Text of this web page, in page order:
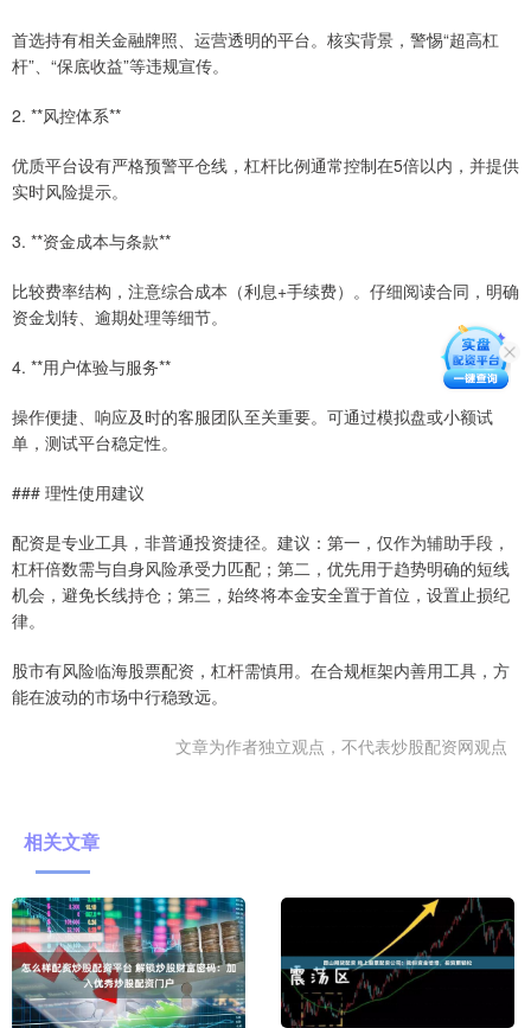
首选持有相关金融牌照、运营透明的平台。核实背景，警惕“超高杠
杆”、“保底收益”等违规宣传。
2. **风控体系**
优质平台设有严格预警平仓线，杠杆比例通常控制在5倍以内，并提供
实时风险提示。
3. **资金成本与条款**
比较费率结构，注意综合成本（利息+手续费）。仔细阅读合同，明确
资金划转、逾期处理等细节。
4. **用户体验与服务**
操作便捷、响应及时的客服团队至关重要。可通过模拟盘或小额试
单，测试平台稳定性。
### 理性使用建议
配资是专业工具，非普通投资捷径。建议：第一，仅作为辅助手段，
杠杆倍数需与自身风险承受力匹配；第二，优先用于趋势明确的短线
机会，避免长线持仓；第三，始终将本金安全置于首位，设置止损纪
律。
股市有风险临海股票配资，杠杆需慎用。在合规框架内善用工具，方
能在波动的市场中行稳致远。
文章为作者独立观点，不代表炒股配资网观点
相关文章